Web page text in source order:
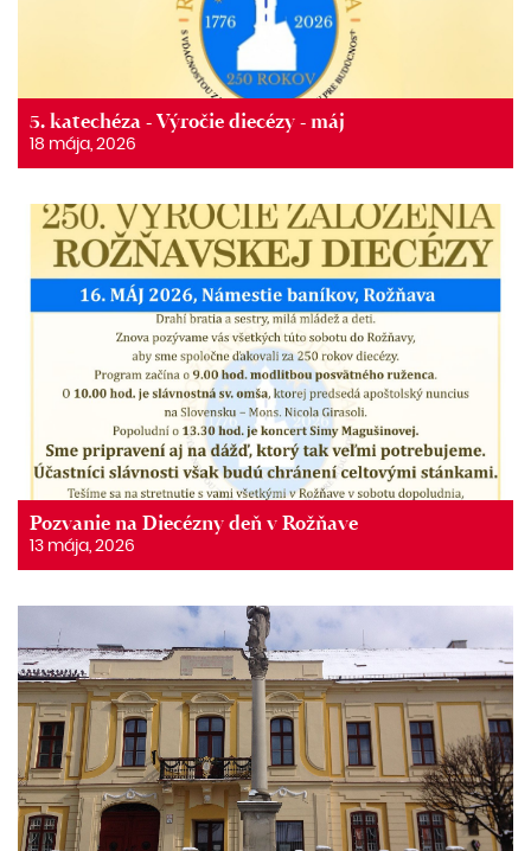
5. katechéza - Výročie diecézy - máj
18 mája, 2026
Pozvanie na Diecézny deň v Rožňave
13 mája, 2026